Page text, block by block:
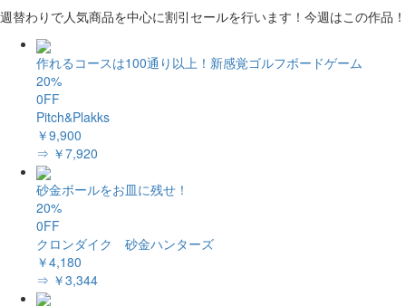
週替わりで人気商品を中心に割引セールを行います！今週はこの作品！
作れるコースは100通り以上！新感覚ゴルフボードゲーム
20%
0FF
Pitch&Plakks
￥9,900
⇒ ￥7,920
砂金ボールをお皿に残せ！
20%
0FF
クロンダイク 砂金ハンターズ
￥4,180
⇒ ￥3,344